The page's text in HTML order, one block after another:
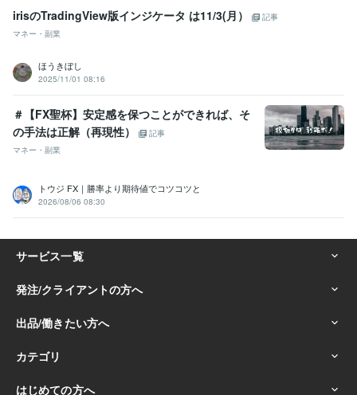
irisのTradingView版インジケータ は11/3(月）
記事
マネー・副業
ほうきぼし
2025/11/01 08:16
＃【FX聖杯】安定感を保つことができれば、そ
の手法は正解（再現性）
記事
マネー・副業
トウジ FX｜勝率より期待値でコツコツと
2026/08/06 08:30